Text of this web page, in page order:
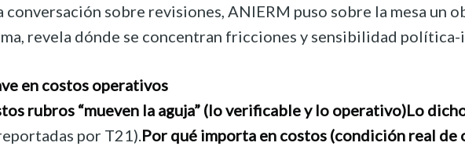
conversación sobre revisiones, ANIERM puso sobre la mesa
revela dónde se concentran fricciones y sensibilidad
en costos operativos
rubros “mueven la aguja” (lo verificable y lo operativo)Lo
por T21).Por qué importa en costos (condición real de